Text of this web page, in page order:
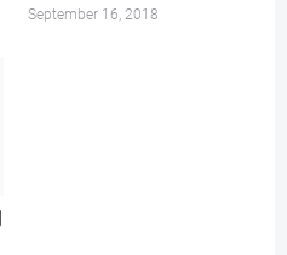
September 16, 2018